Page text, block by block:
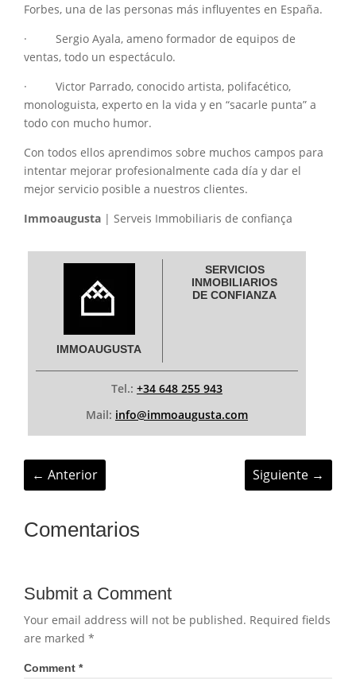
Forbes, una de las personas más influyentes en España.
· Sergio Ayala, ameno formador de equipos de
ventas, todo un espectáculo.
· Victor Parrado, conocido artista, polifacético,
monologuista, experto en la vida y en “sacarle punta” a
todo con mucho humor.
Con todos ellos aprendimos sobre muchos campos para
intentar mejorar profesionalmente cada día y dar el
mejor servicio posible a nuestros clientes.
Immoaugusta | Serveis Immobiliaris de confiança
IMMOAUGUSTA
SERVICIOS
INMOBILIARIOS
DE CONFIANZA
Tel.: +34 648 255 943
Mail: info@immoaugusta.com
← Anterior Siguiente →
Comentarios
Submit a Comment
Your email address will not be published. Required fields
are marked *
Comment *